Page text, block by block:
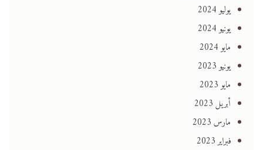
يوليو 2024
يونيو 2024
مايو 2024
يونيو 2023
مايو 2023
أبريل 2023
مارس 2023
فبراير 2023